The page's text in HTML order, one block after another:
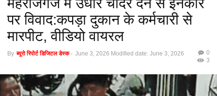
पर विवाद:कपड़ा दुकान के कर्मचारी से
मारपीट, वीडियो वायरल
By ब्यूरो रिपोर्ट डिजिटल डेस्क - June 3, 2026 Modified date: June 3, 2026
0
3